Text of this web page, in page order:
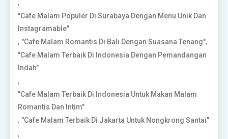
,
"Cafe Malam Populer Di Surabaya Dengan Menu Unik Dan
Instagramable"
, "Cafe Malam Romantis Di Bali Dengan Suasana Tenang",
"Cafe Malam Terbaik Di Indonesia Dengan Pemandangan
Indah"
,
"Cafe Malam Terbaik Di Indonesia Untuk Makan Malam
Romantis Dan Intim"
, "Cafe Malam Terbaik Di Jakarta Untuk Nongkrong Santai"
,